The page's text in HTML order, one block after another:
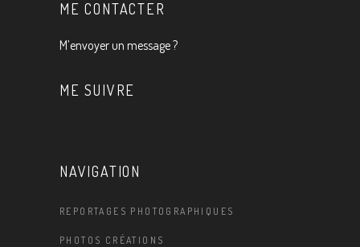
ME CONTACTER
M’envoyer un message ?
ME SUIVRE
NAVIGATION
REPORTAGES PHOTOGRAPHIQUES
PHOTOS CRÉATIONS